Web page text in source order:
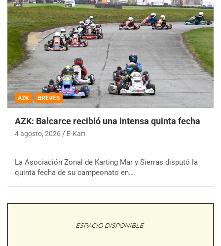
AZK BREVES
AZK: Balcarce recibió una intensa quinta fecha
4 agosto, 2026 E-Kart
La Asociación Zonal de Karting Mar y Sierras disputó la
quinta fecha de su campeonato en…